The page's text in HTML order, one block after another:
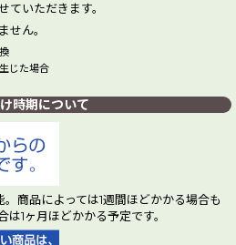
ていただきます。
せん。
じた場合
時期について
商品によっては1週間ほどかかる場合も
1ヶ月ほどかかる予定です。